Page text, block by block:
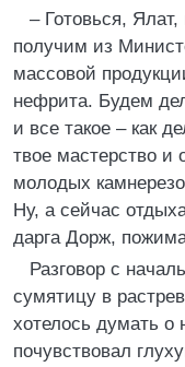
– Готовься,
получим из
массовой
нефрита. Будем
и все такое – как
твое мастерство
молодых
Ну, а сейчас
дарга Дорж,
Разговор с
сумятицу в
хотелось думать о
почувствовал